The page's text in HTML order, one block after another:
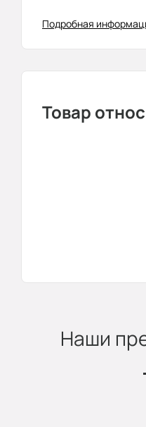
Подробная
Товар
Наши